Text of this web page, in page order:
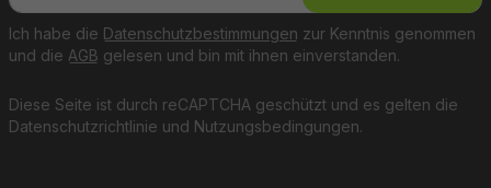
Diese Seite ist durch reCAPTCHA geschützt und es gelten die
Datenschutzrichtlinie und Nutzungsbedingungen.
Ich habe die Datenschutzbestimmungen zur Kenntnis genommen
und die AGB gelesen und bin mit ihnen einverstanden.